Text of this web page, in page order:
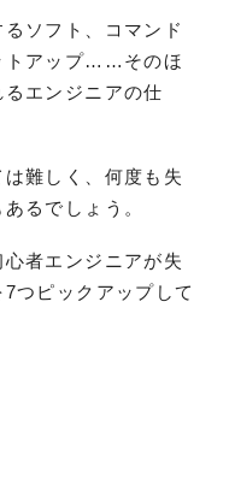
ソフト、コマンド
トアップ……そのほ
エンジニアの仕
難しく、何度も失
るでしょう。
者エンジニアが失
つピックアップして